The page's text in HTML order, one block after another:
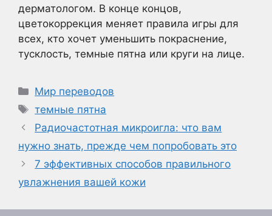
дерматологом. В конце концов,
цветокоррекция меняет правила игры для
всех, кто хочет уменьшить покраснение,
тусклость, темные пятна или круги на лице.
Рубрики
Мир переводов
Метки
темные пятна
Радиочастотная микроигла: что вам
нужно знать, прежде чем попробовать это
7 эффективных способов правильного
увлажнения вашей кожи